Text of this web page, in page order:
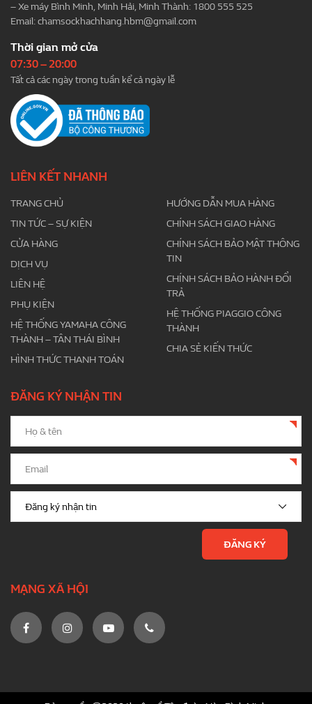
– Xe máy Bình Minh, Minh Hải, Minh Thành: 1800 555 525
Email:chamsockhachhang.hbm@gmail.com
Thời gian mở cửa
07:30 – 20:00
Tất cả các ngày trong tuần kể cả ngày lễ
LIÊN KẾT NHANH
TRANG CHỦ
TIN TỨC – SỰ KIỆN
CỬA HÀNG
DỊCH VỤ
LIÊN HỆ
PHỤ KIỆN
HỆ THỐNG YAMAHA CÔNG
THÀNH – TÂN THÁI BÌNH
HÌNH THỨC THANH TOÁN
HƯỚNG DẪN MUA HÀNG
CHÍNH SÁCH GIAO HÀNG
CHÍNH SÁCH BẢO MẬT THÔNG
TIN
CHÍNH SÁCH BẢO HÀNH ĐỔI
TRẢ
HỆ THỐNG PIAGGIO CÔNG
THÀNH
CHIA SẺ KIẾN THỨC
ĐĂNG KÝ NHẬN TIN
MẠNG XÃ HỘI